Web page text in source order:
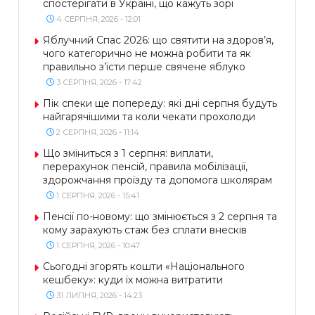
спостерігати в Україні, що кажуть зорі
4 СЕРПНЯ, 2026 - 12:01
Яблучний Спас 2026: що святити на здоров’я,
чого категорично не можна робити та як
правильно з’їсти перше свячене яблуко
3 СЕРПНЯ, 2026 - 17:42
Пік спеки ще попереду: які дні серпня будуть
найгарячішими та коли чекати прохолоди
2 СЕРПНЯ, 2026 - 11:14
Що зміниться з 1 серпня: виплати,
перерахунок пенсій, правила мобілізації,
здорожчання проїзду та допомога школярам
1 СЕРПНЯ, 2026 - 15:41
Пенсії по-новому: що змінюється з 2 серпня та
кому зарахують стаж без сплати внесків
1 СЕРПНЯ, 2026 - 10:47
Сьогодні згорять кошти «Національного
кешбеку»: куди їх можна витратити
31 ЛИПНЯ, 2026 - 14:23